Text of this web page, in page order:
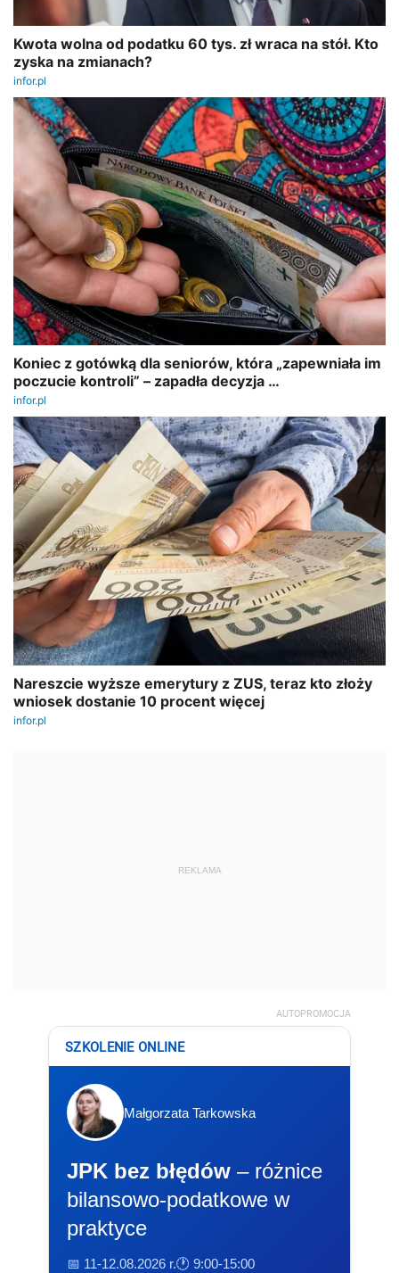
REKLAMA
AUTOPROMOCJA
SZKOLENIE ONLINE
Małgorzata Tarkowska
JPK bez błędów – różnice
bilansowo-podatkowe w
praktyce
📅 11-12.08.2026 r.🕐 9:00-15:00